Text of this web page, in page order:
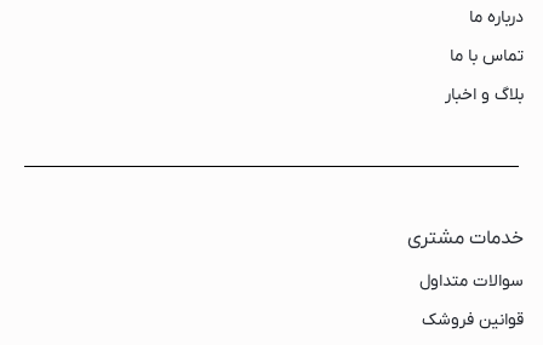
درباره ما
تماس با ما
بلاگ و اخبار
خدمات مشتری
سوالات متداول
قوانین فروشک